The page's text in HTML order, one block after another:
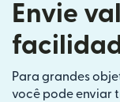
Envie
Para grandes
você pode enviar